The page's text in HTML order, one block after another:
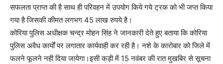
सफलता प्राप्त की है साथ ही परिवहन में उपयोग किये गये ट्रक को भी जप्त किया
गया है जिसकी कीमत लगभग 45 लाख रुपये है।
कोरिया पुलिस अधीक्षक चन्द्र मोहन सिंह ने जानकारी देते हुए बताया कि कोरिया
पुलिस अवैध कार्यों पर लगातार कार्यवाही कर रही है। नशे के कारोबार को जिले में
फलने फूलने नही दिया जायेगा।इसी कड़ी में 15 नवंबर की रात मुखबिर से सूचना